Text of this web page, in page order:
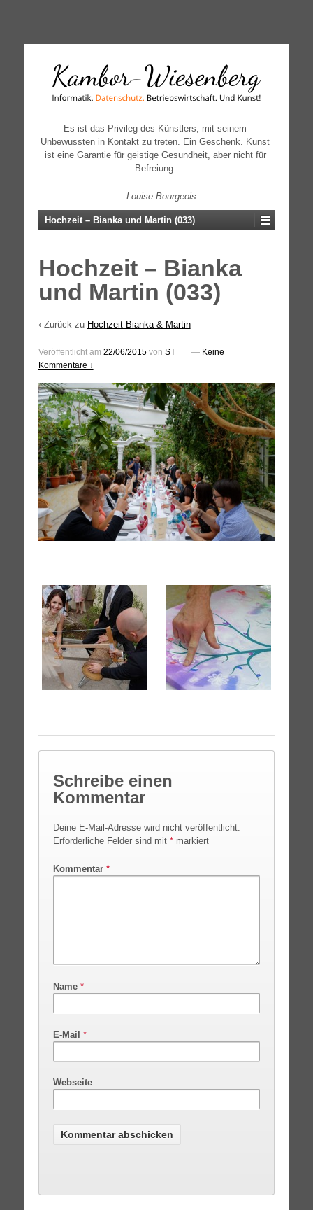
↓
CONTENT
Es ist das Privileg des Künstlers, mit seinem
Unbewussten in Kontakt zu treten. Ein Geschenk. Kunst
ist eine Garantie für geistige Gesundheit, aber nicht für
Befreiung.
— Louise Bourgeois
Hochzeit – Bianka und Martin (033)
Hochzeit – Bianka
und Martin (033)
‹ Zurück zu Hochzeit Bianka & Martin
Veröffentlicht am 22/06/2015von ST — Keine
Kommentare ↓
Schreibe einen
Kommentar
Deine E-Mail-Adresse wird nicht veröffentlicht.
Erforderliche Felder sind mit *markiert
Kommentar *
Name *
E-Mail *
Webseite